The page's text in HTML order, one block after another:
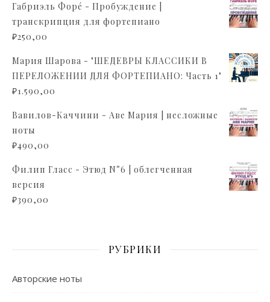
Габриэль Форé - Пробуждение |
транскрипция для фортепиано
₽250,00
Мария Шарова - "ШЕДЕВРЫ КЛАССИКИ В
ПЕРЕЛОЖЕНИИ ДЛЯ ФОРТЕПИАНО: Часть 1"
₽1.590,00
Вавилов-Каччини - Аве Мария | несложные
ноты
₽490,00
Филип Гласс - Этюд N°6 | облегченная
версия
₽390,00
РУБРИКИ
Авторские ноты